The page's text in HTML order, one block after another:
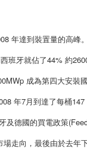
年達到裝置量的高峰
班牙就佔了44% 約
成為第四大安裝
年7月到達了每桶
德國的買電政策
走向，最後由於去年